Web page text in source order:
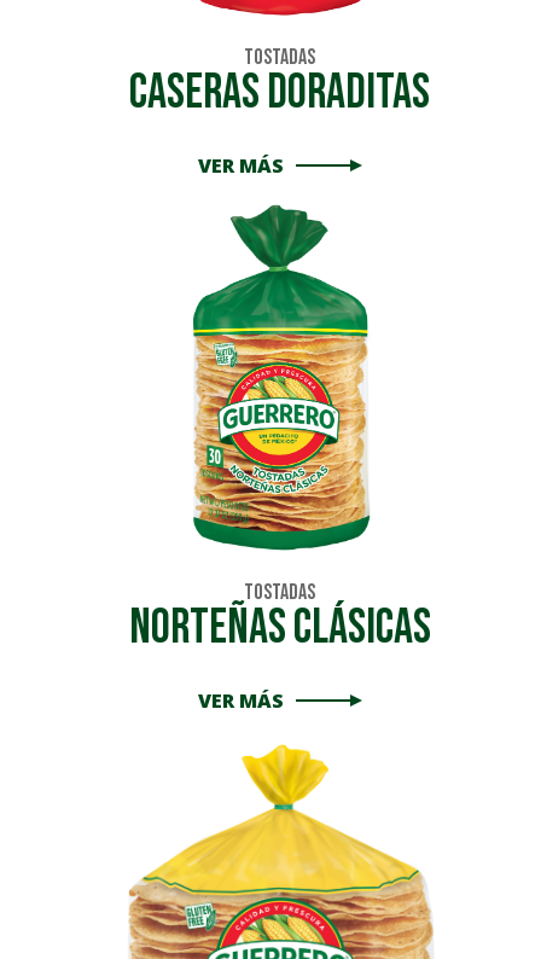
Tostadas
Caseras Doraditas
VER MÁS
Tostadas
Norteñas Clásicas
VER MÁS